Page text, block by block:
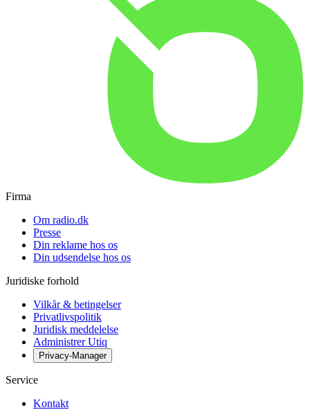
Firma
Om radio.dk
Presse
Din reklame hos os
Din udsendelse hos os
Juridiske forhold
Vilkår & betingelser
Privatlivspolitik
Juridisk meddelelse
Administrer Utiq
Privacy-Manager
Service
Kontakt